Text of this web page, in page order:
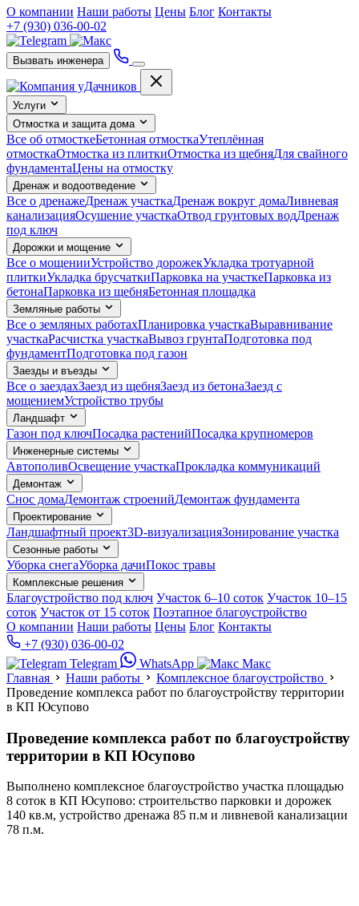
О компании Наши работы Цены Блог Контакты
+7 (930) 036-00-02
Вызвать инженера
Услуги
Отмостка и защита дома
Все об отмосткеБетонная отмосткаУтеплённая
отмосткаОтмостка из плиткиОтмостка из щебняДля свайного
фундаментаЦены на отмостку
Дренаж и водоотведение
Все о дренажеДренаж участкаДренаж вокруг домаЛивневая
канализацияОсушение участкаОтвод грунтовых водДренаж
под ключ
Дорожки и мощение
Все о мощенииУстройство дорожекУкладка тротуарной
плиткиУкладка брусчаткиПарковка на участкеПарковка из
бетонаПарковка из щебняБетонная площадка
Земляные работы
Все о земляных работахПланировка участкаВыравнивание
участкаРасчистка участкаВывоз грунтаПодготовка под
фундаментПодготовка под газон
Заезды и въезды
Все о заездахЗаезд из щебняЗаезд из бетонаЗаезд с
мощениемУстройство трубы
Ландшафт
Газон под ключПосадка растенийПосадка крупномеров
Инженерные системы
АвтополивОсвещение участкаПрокладка коммуникаций
Демонтаж
Снос домаДемонтаж строенийДемонтаж фундамента
Проектирование
Ландшафтный проект3D-визуализацияЗонирование участка
Сезонные работы
Уборка снегаУборка дачиПокос травы
Комплексные решения
Благоустройство под ключ Участок 6–10 соток Участок 10–15
соток Участок от 15 соток Поэтапное благоустройство
О компании Наши работы Цены Блог Контакты
+7 (930) 036-00-02
Telegram
WhatsApp
Макс
Главная
Наши работы
Комплексное благоустройство
Проведение комплекса работ по благоустройству территории
в КП Юсупово
Проведение комплекса работ по благоустройству
территории в КП Юсупово
Выполнено комплексное благоустройство участка площадью
8 соток в КП Юсупово: строительство парковки и дорожек
140 кв.м, устройство дренажа 85 п.м и ливневой канализации
78 п.м.